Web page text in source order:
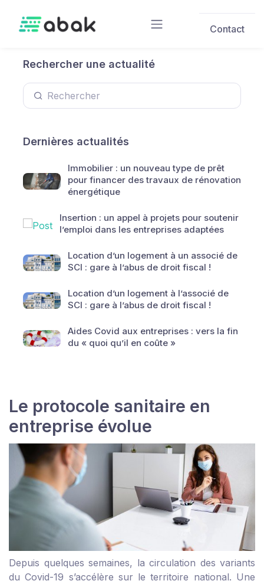
Contact
Rechercher une actualité
Dernières actualités
Immobilier : un nouveau type de prêt
pour financer des travaux de rénovation
énergétique
Insertion : un appel à projets pour soutenir
l’emploi dans les entreprises adaptées
Location d’un logement à un associé de
SCI : gare à l’abus de droit fiscal !
Location d’un logement à l’associé de
SCI : gare à l’abus de droit fiscal !
Aides Covid aux entreprises : vers la fin
du « quoi qu’il en coûte »
Le protocole sanitaire en
entreprise évolue
Depuis quelques semaines, la circulation des variants
du Covid-19 s’accélère sur le territoire national. Une